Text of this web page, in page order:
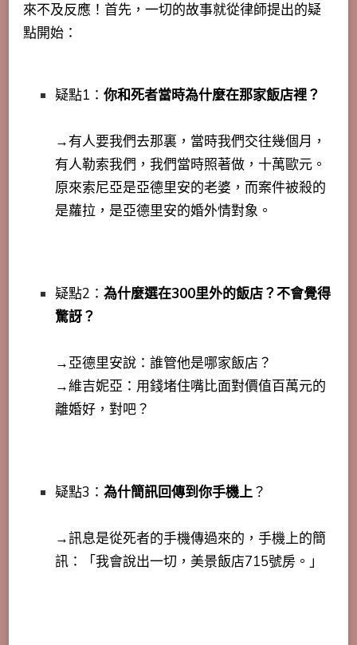
來不及反應！首先，一切的故事就從律師提出的疑
點開始：
疑點1： 你和死者當時為什麼在那家飯店裡？
→有人要我們去那裏，當時我們交往幾個月，
有人勒索我們，我們當時照著做，十萬歐元。
原來索尼亞是亞德里安的老婆，而案件被殺的
是蘿拉，是亞德里安的婚外情對象。
疑點2： 為什麼選在300里外的飯店？不會覺得
驚訝？
→亞德里安說：誰管他是哪家飯店？
→維吉妮亞：用錢堵住嘴比面對價值百萬元的
離婚好，對吧？
疑點3： 為什簡訊回傳到你手機上？
→訊息是從死者的手機傳過來的，手機上的簡
訊：「我會說出一切，美景飯店715號房。」